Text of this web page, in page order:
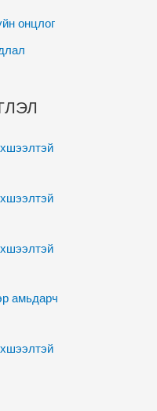
онцлог
амьдарч